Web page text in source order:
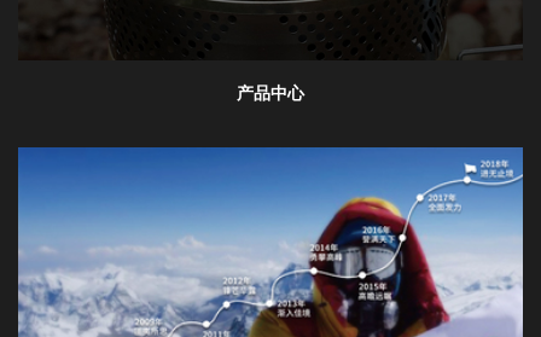
产品中心